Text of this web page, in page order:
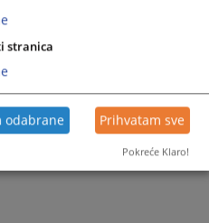
stranica
odabrane Prihvatam sve
Pokreće Klaro!